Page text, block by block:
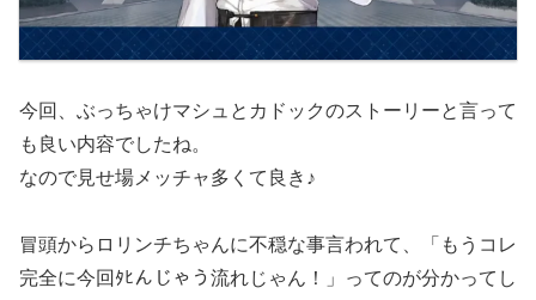
今回、ぶっちゃけマシュとカドックのストーリーと言って
も良い内容でしたね。
なので見せ場メッチャ多くて良き♪
冒頭からロリンチちゃんに不穏な事言われて、「もうコレ
完全に今回ﾀﾋんじゃう流れじゃん！」ってのが分かってし